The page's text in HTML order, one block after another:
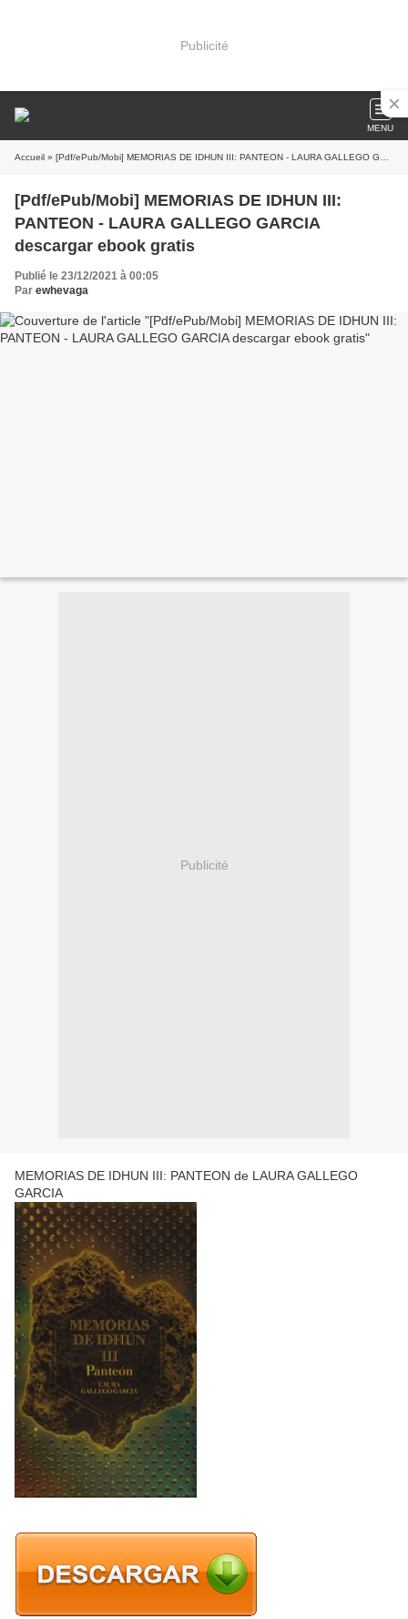
Publicité
MENU
Accueil » [Pdf/ePub/Mobi] MEMORIAS DE IDHUN III: PANTEON - LAURA GALLEGO GARCIA descargar ebook gratis
[Pdf/ePub/Mobi] MEMORIAS DE IDHUN III:
PANTEON - LAURA GALLEGO GARCIA
descargar ebook gratis
Publié le 23/12/2021 à 00:05
Par ewhevaga
Publicité
MEMORIAS DE IDHUN III: PANTEON de LAURA GALLEGO
GARCIA